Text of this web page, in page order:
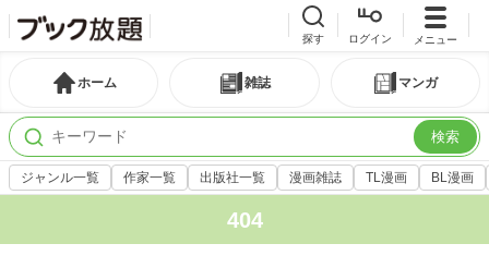
探す ログイン メニュー
ホーム 雑誌 マンガ
検索
ジャンル一覧 作家一覧 出版社一覧 漫画雑誌 TL漫画 BL漫画
404